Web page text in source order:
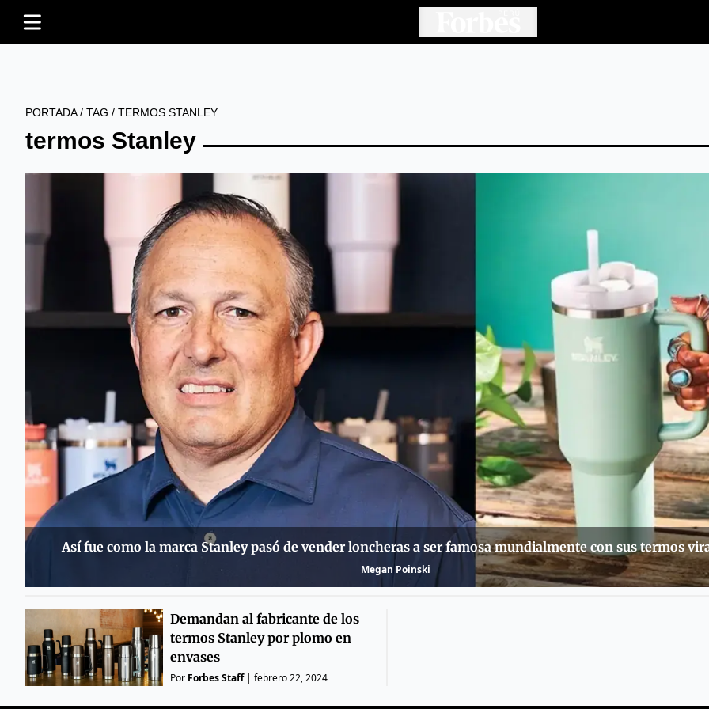
PORTADA/ TAG / TERMOS STANLEY
termos Stanley
Así fue como la marca Stanley pasó de vender loncheras a ser famosa mundialmente con sus termos
Megan Poinski
Demandan al fabricante de los
termos Stanley por plomo en
envases
Por Forbes Staff| febrero 22, 2024